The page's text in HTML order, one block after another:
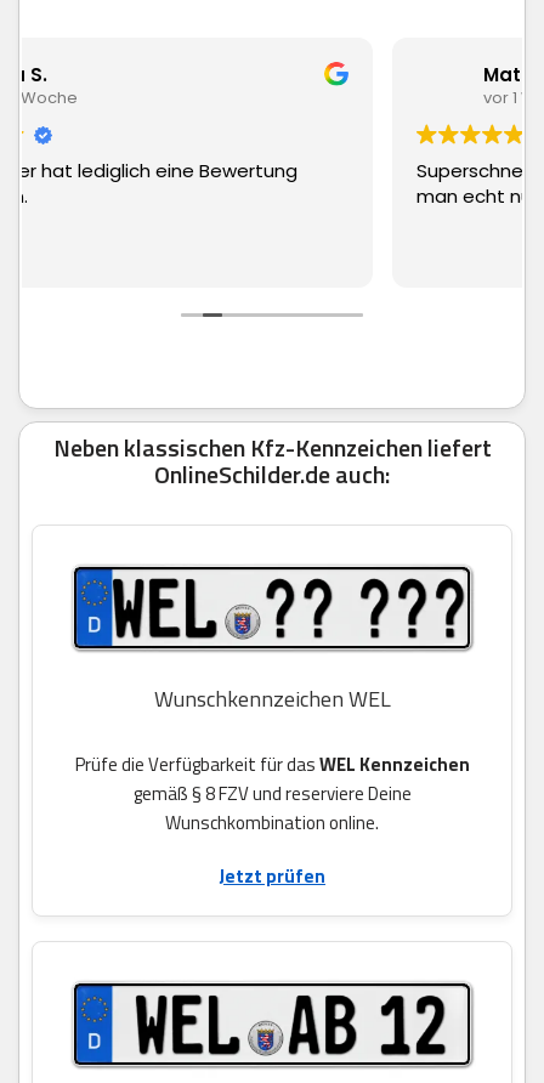
Superschnelle Lieferung und top Ware. Kann
Neben klassischen Kfz-Kennzeichen liefert
OnlineSchilder.de auch:
Wunschkennzeichen WEL
Prüfe die Verfügbarkeit für dasWEL Kennzeichen
gemäß § 8 FZV und reserviere Deine
Wunschkombination online.
Jetzt prüfen